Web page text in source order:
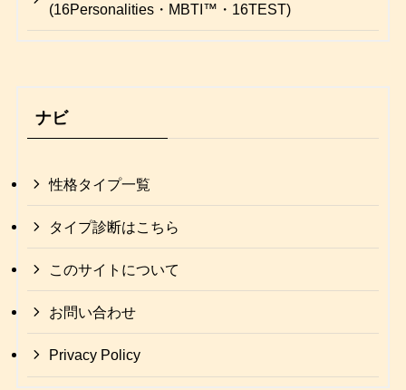
(16Personalities・MBTI™・16TEST)
ナビ
性格タイプ一覧
タイプ診断はこちら
このサイトについて
お問い合わせ
Privacy Policy